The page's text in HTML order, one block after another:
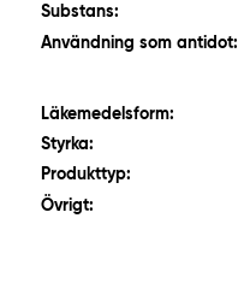
l
e
Substans:
Användning som antidot:
Läkemedelsform:
Styrka:
Produkttyp:
Övrigt: